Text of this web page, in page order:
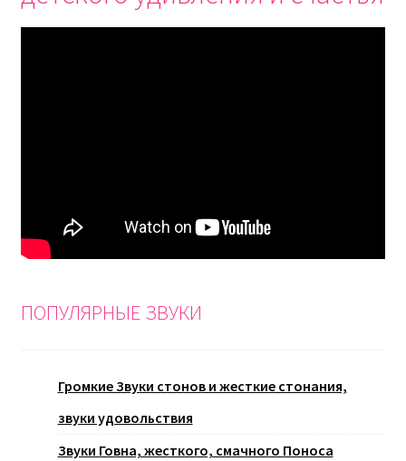
ПОПУЛЯРНЫЕ ЗВУКИ
Громкие Звуки стонов и жесткие стонания,
звуки удовольствия
Звуки Говна, жесткого, смачного Поноса